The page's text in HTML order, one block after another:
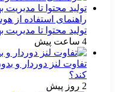
راهنمای استفاده از
تولید محتوا تا مدیریت
4 ساعت پیش
تفاوت لنز دوردار و
کند؟
2 روز پیش